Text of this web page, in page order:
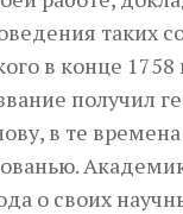
таких
в конце
получил
в те
о своих